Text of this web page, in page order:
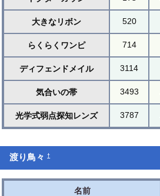
大きなリボン 520
らくらくワンピ 714
ディフェンドメイル 3114
気合いの帯 3493
光学式弱点探知レンズ 3787
渡り鳥々†
名前